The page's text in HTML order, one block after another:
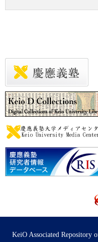
KeiO Associated Repository